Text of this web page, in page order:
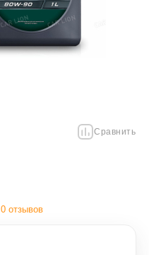
Сравнить
0 отзывов